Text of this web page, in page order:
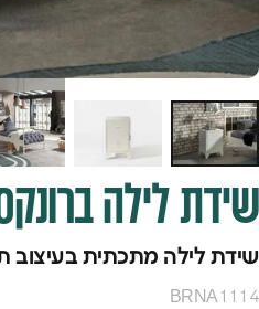
שידתלילה
שידת לילה מתכתית בעיצוב
BRNA1114